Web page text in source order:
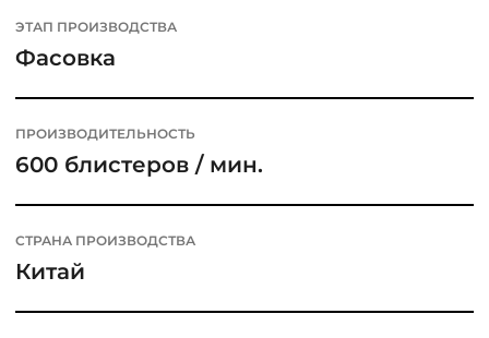
ЭТАП ПРОИЗВОДСТВА
Фасовка
ПРОИЗВОДИТЕЛЬНОСТЬ
600 блистеров / мин.
СТРАНА ПРОИЗВОДСТВА
Китай